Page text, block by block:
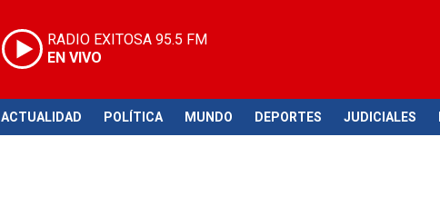
RADIO EXITOSA 95.5 FM
EN VIVO
ACTUALIDAD POLÍTICA MUNDO DEPORTES JUDICIALES